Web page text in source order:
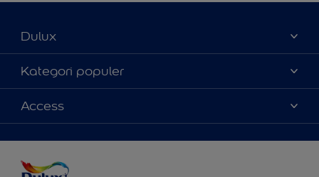
Dulux
Tentang Kami
Contact us
Temukan toko
Kategori populer
Warna
Produk
Inspirasi
Saran Mendekorasi
Access